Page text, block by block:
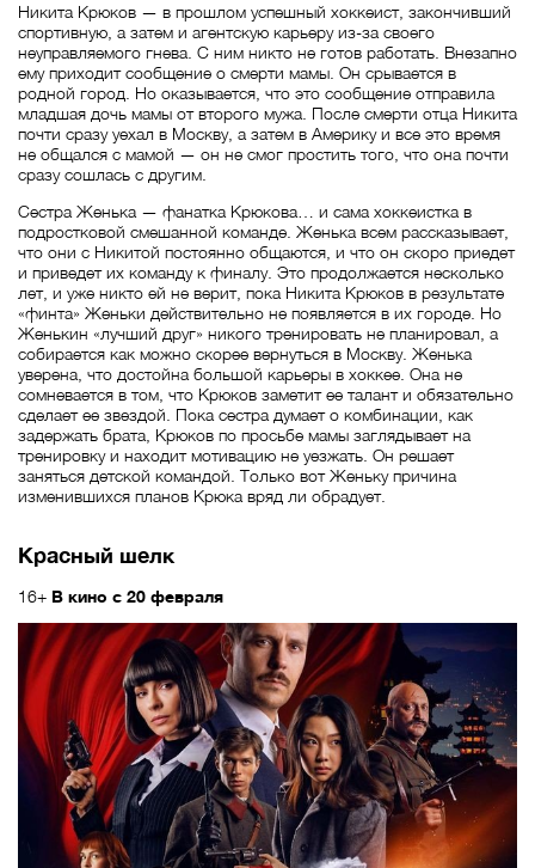
Никита Крюков — в прошлом успешный хоккеист, закончивший
спортивную, а затем и агентскую карьеру из-за своего
неуправляемого гнева. С ним никто не готов работать. Внезапно
ему приходит сообщение о смерти мамы. Он срывается в
родной город. Но оказывается, что это сообщение отправила
младшая дочь мамы от второго мужа. После смерти отца Никита
почти сразу уехал в Москву, а затем в Америку и все это время
не общался с мамой — он не смог простить того, что она почти
сразу сошлась с другим.
Сестра Женька — фанатка Крюкова… и сама хоккеистка в
подростковой смешанной команде. Женька всем рассказывает,
что они с Никитой постоянно общаются, и что он скоро приедет
и приведет их команду к финалу. Это продолжается несколько
лет, и уже никто ей не верит, пока Никита Крюков в результате
«финта» Женьки действительно не появляется в их городе. Но
Женькин «лучший друг» никого тренировать не планировал, а
собирается как можно скорее вернуться в Москву. Женька
уверена, что достойна большой карьеры в хоккее. Она не
сомневается в том, что Крюков заметит ее талант и обязательно
сделает ее звездой. Пока сестра думает о комбинации, как
задержать брата, Крюков по просьбе мамы заглядывает на
тренировку и находит мотивацию не уезжать. Он решает
заняться детской командой. Только вот Женьку причина
изменившихся планов Крюка вряд ли обрадует.
Красный шелк
16+ В кино с 20 февраля